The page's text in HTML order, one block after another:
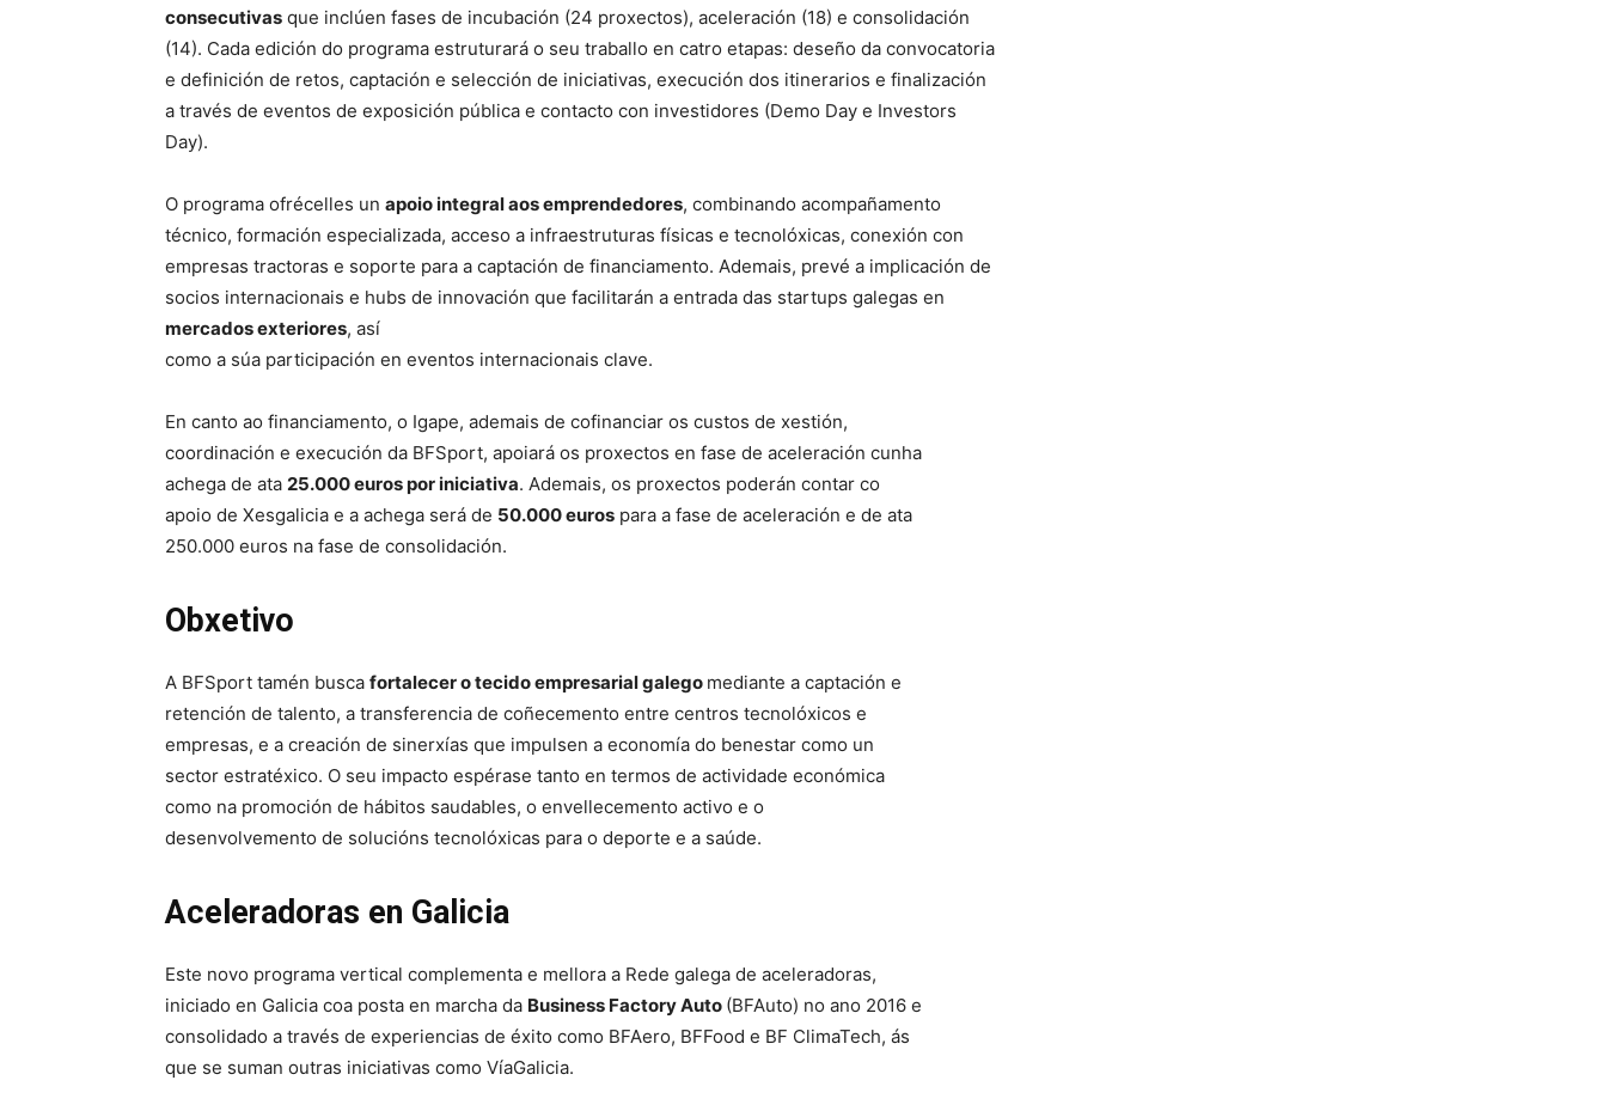
consecutivas que inclúen fases de incubación (24 proxectos), aceleración (18) e consolidación
(14). Cada edición do programa estruturará o seu traballo en catro etapas: deseño da convocatoria
e definición de retos, captación e selección de iniciativas, execución dos itinerarios e finalización
a través de eventos de exposición pública e contacto con investidores (Demo Day e Investors
Day).
O programa ofrécelles un apoio integral aos emprendedores, combinando acompañamento
técnico, formación especializada, acceso a infraestruturas físicas e tecnolóxicas, conexión con
empresas tractoras e soporte para a captación de financiamento. Ademais, prevé a implicación de
socios internacionais e hubs de innovación que facilitarán a entrada das startups galegas en
mercados exteriores, así
como a súa participación en eventos internacionais clave.
En canto ao financiamento, o Igape, ademais de cofinanciar os custos de xestión,
coordinación e execución da BFSport, apoiará os proxectos en fase de aceleración cunha
achega de ata 25.000 euros por iniciativa. Ademais, os proxectos poderán contar co
apoio de Xesgalicia e a achega será de 50.000 euros para a fase de aceleración e de ata
250.000 euros na fase de consolidación.
Obxetivo
A BFSport tamén busca fortalecer o tecido empresarial galego mediante a captación e
retención de talento, a transferencia de coñecemento entre centros tecnolóxicos e
empresas, e a creación de sinerxías que impulsen a economía do benestar como un
sector estratéxico. O seu impacto espérase tanto en termos de actividade económica
como na promoción de hábitos saudables, o envellecemento activo e o
desenvolvemento de solucións tecnolóxicas para o deporte e a saúde.
Aceleradoras en Galicia
Este novo programa vertical complementa e mellora a Rede galega de aceleradoras,
iniciado en Galicia coa posta en marcha da Business Factory Auto (BFAuto) no ano 2016 e
consolidado a través de experiencias de éxito como BFAero, BFFood e BF ClimaTech, ás
que se suman outras iniciativas como VíaGalicia.